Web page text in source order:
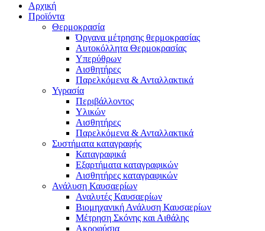
Αρχική
Προϊόντα
Θερμοκρασία
Όργανα μέτρησης θερμοκρασίας
Αυτοκόλλητα Θερμοκρασίας
Υπερύθρων
Αισθητήρες
Παρελκόμενα & Ανταλλακτικά
Υγρασία
Περιβάλλοντος
Υλικών
Αισθητήρες
Παρελκόμενα & Ανταλλακτικά
Συστήματα καταγραφής
Καταγραφικά
Εξαρτήματα καταγραφικών
Αισθητήρες καταγραφικών
Ανάλυση Καυσαερίων
Αναλυτές Καυσαερίων
Βιομηχανική Ανάλυση Καυσαερίων
Μέτρηση Σκόνης και Αιθάλης
Ακροφύσια